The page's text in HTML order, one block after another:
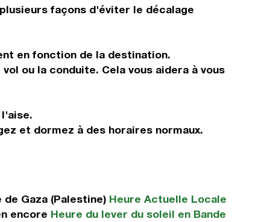
façons d'éviter le décalage
en fonction de la destination.
ou la conduite. Cela vous aidera à vous
et dormez à des horaires normaux.
Gaza (Palestine) Heure Actuelle Locale
encore Heure du lever du soleil en Bande